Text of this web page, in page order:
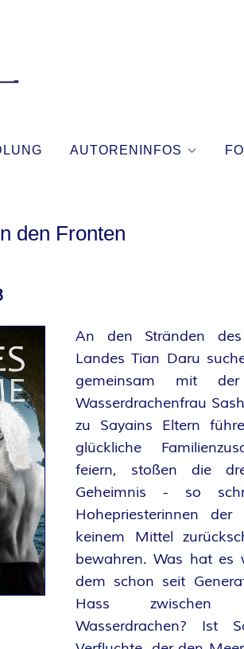
N
E
Z
I
R
K
E
L
–
D
AUTORENINFOS
den Fronten
An den Stränden des
Landes Tian Daru
gemeinsam mit der
Wasserdrachenfrau
zu Sayains Eltern
glückliche
feiern, stoßen die
Geheimnis - so
Hohepriesterinnen der
keinem Mittel
bewahren. Was hat es
dem schon seit
Hass zwischen
Wasserdrachen? Ist